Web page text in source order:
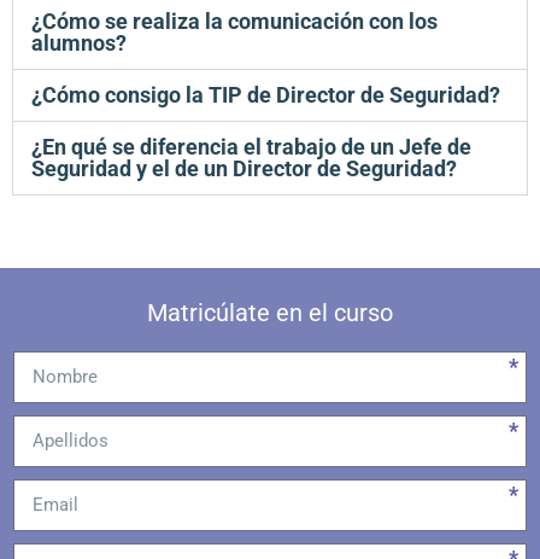
¿Cómo se realiza la comunicación con los
alumnos?
¿Cómo consigo la TIP de Director de Seguridad?
¿En qué se diferencia el trabajo de un Jefe de
Seguridad y el de un Director de Seguridad?
Matricúlate en el curso